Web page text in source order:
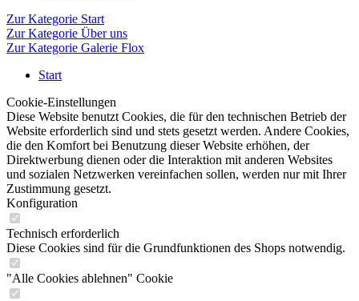
Zur Kategorie Start
Zur Kategorie Über uns
Zur Kategorie Galerie Flox
Start
Cookie-Einstellungen
Diese Website benutzt Cookies, die für den technischen Betrieb der
Website erforderlich sind und stets gesetzt werden. Andere Cookies,
die den Komfort bei Benutzung dieser Website erhöhen, der
Direktwerbung dienen oder die Interaktion mit anderen Websites
und sozialen Netzwerken vereinfachen sollen, werden nur mit Ihrer
Zustimmung gesetzt.
Konfiguration
Technisch erforderlich
Diese Cookies sind für die Grundfunktionen des Shops notwendig.
"Alle Cookies ablehnen" Cookie